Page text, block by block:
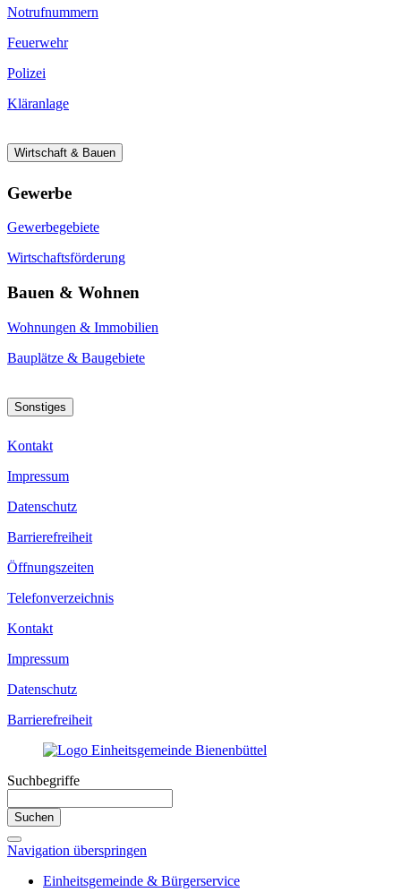
Notrufnummern
Feuerwehr
Polizei
Kläranlage
Wirtschaft & Bauen
Gewerbe
Gewerbegebiete
Wirtschaftsförderung
Bauen & Wohnen
Wohnungen & Immobilien
Bauplätze & Baugebiete
Sonstiges
Kontakt
Impressum
Datenschutz
Barrierefreiheit
Öffnungszeiten
Telefonverzeichnis
Kontakt
Impressum
Datenschutz
Barrierefreiheit
Suchbegriffe
Suchen
Navigation überspringen
Einheitsgemeinde & Bürgerservice